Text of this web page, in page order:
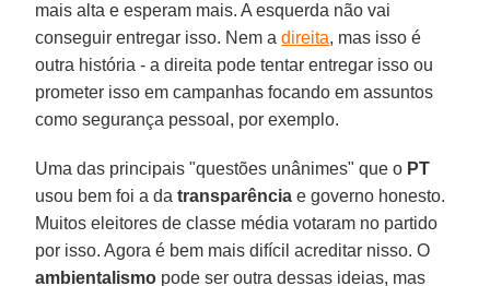
mais alta e esperam mais. A esquerda não vai
conseguir entregar isso. Nem adireita, mas isso é
outra história - a direita pode tentar entregar isso ou
prometer isso em campanhas focando em assuntos
como segurança pessoal, por exemplo.
Uma das principais "questões unânimes" que o PT
usou bem foi a datransparência e governo honesto.
Muitos eleitores de classe média votaram no partido
por isso. Agora é bem mais difícil acreditar nisso. O
ambientalismo pode ser outra dessas ideias, mas